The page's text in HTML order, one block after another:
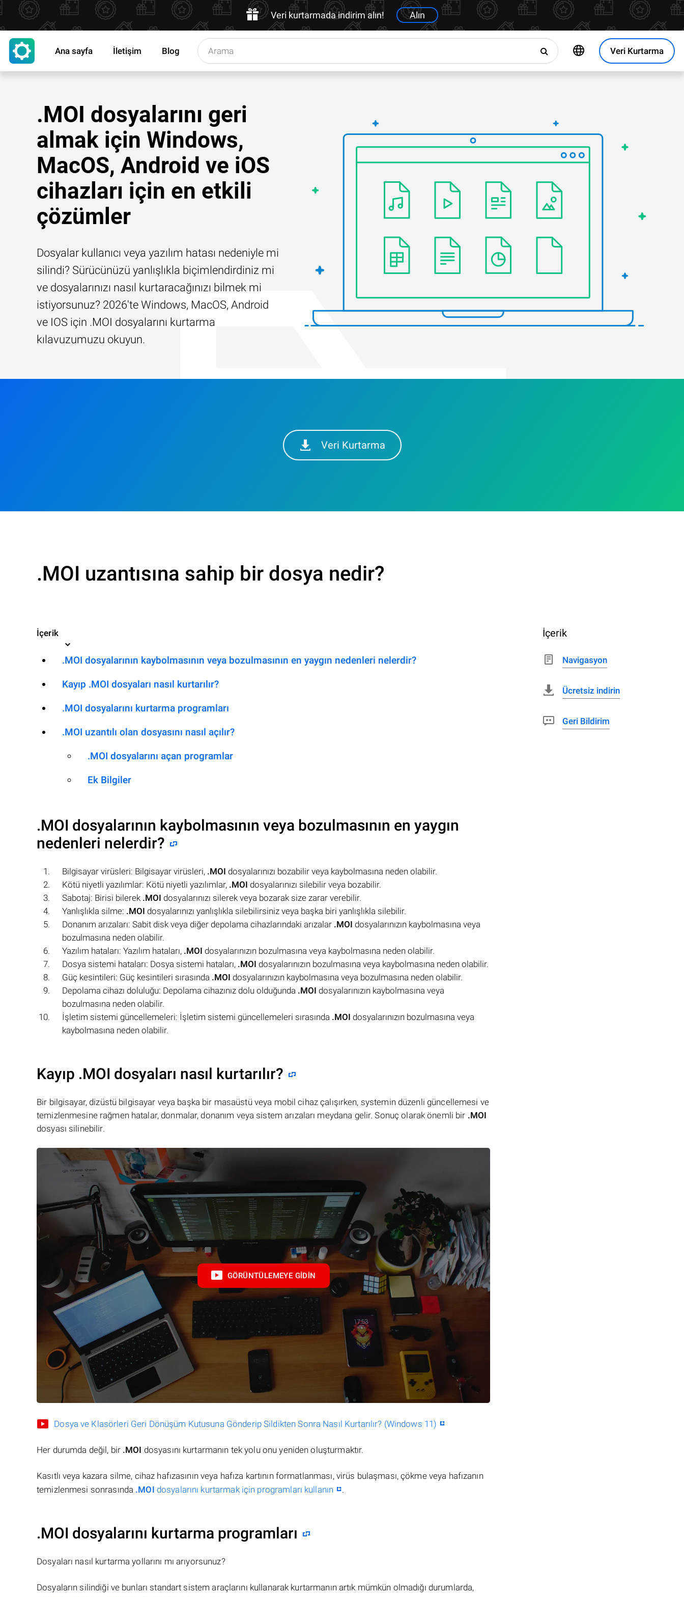
Veri kurtarmada indirim alın! Alın
Veri Kurtarma
Ana sayfa İletişim Blog
.MOI dosyalarını geri
almak için Windows,
MacOS, Android ve iOS
cihazları için en etkili
çözümler
Dosyalar kullanıcı veya yazılım hatası nedeniyle mi
silindi? Sürücünüzü yanlışlıkla biçimlendirdiniz mi
ve dosyalarınızı nasıl kurtaracağınızı bilmek mi
istiyorsunuz? 2026'te Windows, MacOS, Android
ve IOS için .MOI dosyalarını kurtarma
kılavuzumuzu okuyun.
Veri Kurtarma
.MOI uzantısına sahip bir dosya nedir?
İçerik
.MOI dosyalarının kaybolmasının veya bozulmasının en yaygın nedenleri nelerdir?
Kayıp .MOI dosyaları nasıl kurtarılır?
.MOI dosyalarını kurtarma programları
.MOI uzantılı olan dosyasını nasıl açılır?
.MOI dosyalarını açan programlar
Ek Bilgiler
.MOI dosyalarının kaybolmasının veya bozulmasının en yaygın
nedenleri nelerdir?
Bilgisayar virüsleri: Bilgisayar virüsleri, .MOI dosyalarınızı bozabilir veya kaybolmasına neden olabilir.
Kötü niyetli yazılımlar: Kötü niyetli yazılımlar, .MOI dosyalarınızı silebilir veya bozabilir.
Sabotaj: Birisi bilerek .MOI dosyalarınızı silerek veya bozarak size zarar verebilir.
Yanlışlıkla silme: .MOI dosyalarınızı yanlışlıkla silebilirsiniz veya başka biri yanlışlıkla silebilir.
Donanım arızaları: Sabit disk veya diğer depolama cihazlarındaki arızalar .MOI dosyalarınızın kaybolmasına veya
bozulmasına neden olabilir.
Yazılım hataları: Yazılım hataları, .MOI dosyalarınızın bozulmasına veya kaybolmasına neden olabilir.
Dosya sistemi hataları: Dosya sistemi hataları, .MOI dosyalarınızın bozulmasına veya kaybolmasına neden olabilir.
Güç kesintileri: Güç kesintileri sırasında .MOI dosyalarınızın kaybolmasına veya bozulmasına neden olabilir.
Depolama cihazı doluluğu: Depolama cihazınız dolu olduğunda .MOI dosyalarınızın kaybolmasına veya
bozulmasına neden olabilir.
İşletim sistemi güncellemeleri: İşletim sistemi güncellemeleri sırasında .MOI dosyalarınızın bozulmasına veya
kaybolmasına neden olabilir.
Kayıp .MOI dosyaları nasıl kurtarılır?
Bir bilgisayar, dizüstü bilgisayar veya başka bir masaüstü veya mobil cihaz çalışırken, systemin düzenli güncellemesi ve
temizlenmesine rağmen hatalar, donmalar, donanım veya sistem arızaları meydana gelir. Sonuç olarak önemli bir .MOI
dosyası silinebilir.
GÖRÜNTÜLEMEYE GIDIN
Dosya ve Klasörleri Geri Dönüşüm Kutusuna Gönderip Sildikten Sonra Nasıl Kurtarılır? (Windows 11)
Her durumda değil, bir .MOI dosyasını kurtarmanın tek yolu onu yeniden oluşturmaktır.
Kasıtlı veya kazara silme, cihaz hafızasının veya hafıza kartının formatlanması, virüs bulaşması, çökme veya hafızanın
temizlenmesi sonrasında .MOI dosyalarını kurtarmak için programları kullanın .
.MOI dosyalarını kurtarma programları
Dosyaları nasıl kurtarma yollarını mı arıyorsunuz?
Dosyaların silindiği ve bunları standart sistem araçlarını kullanarak kurtarmanın artık mümkün olmadığı durumlarda,
İçerik
Navigasyon
Ücretsiz indirin
Geri Bildirim